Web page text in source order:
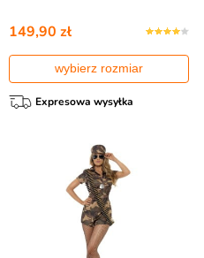
149,90 zł
wybierz rozmiar
Expresowa wysyłka